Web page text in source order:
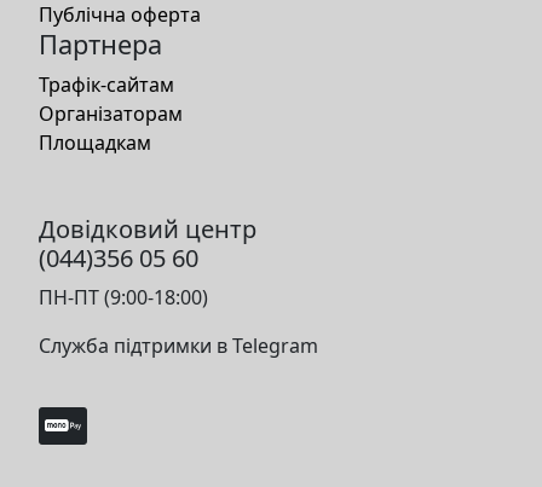
Публічна оферта
Партнера
Трафік-сайтам
Організаторам
Площадкам
Довідковий центр
(044)356 05 60
ПН-ПТ (9:00-18:00)
Служба підтримки в Telegram